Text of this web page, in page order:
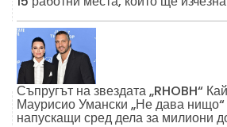
Съпругът на звездата „RHOBH“
Маурисио Умански „Не дава нищо“
напускащи сред дела за милиони